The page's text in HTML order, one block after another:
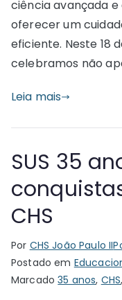
ciência avançada
oferecer um
eficiente. Neste 18
celebramos não
Leia mais
SUS 35
CHS
Por CHS João Paulo II
Postado em
Marcado35 anos, CHS,